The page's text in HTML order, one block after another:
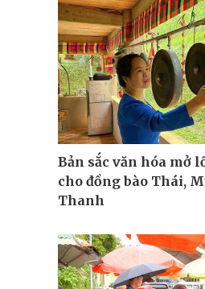
Bản sắc văn hóa mở
cho đồng bào Thái,
Thanh